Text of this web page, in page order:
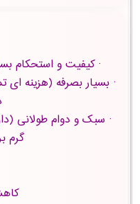
· کیفیت و استحکام
· بسیار بصرفه (هزینه ای
گرم